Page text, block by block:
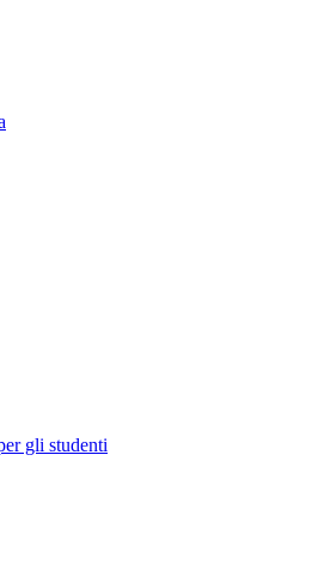
gli studenti